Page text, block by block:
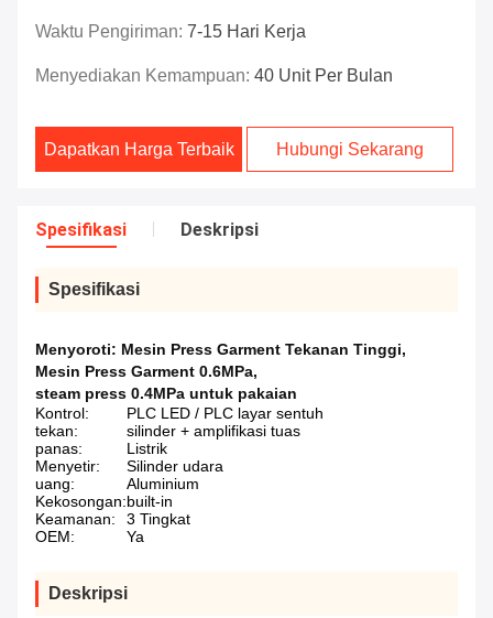
Waktu Pengiriman: 7-15 Hari Kerja
Menyediakan Kemampuan: 40 Unit Per Bulan
Dapatkan Harga Terbaik Hubungi Sekarang
Spesifikasi Deskripsi
Spesifikasi
Menyoroti: Mesin Press Garment Tekanan Tinggi,
Mesin Press Garment 0.6MPa,
steam press 0.4MPa untuk pakaian
Kontrol:
PLC LED / PLC layar sentuh
tekan:
silinder + amplifikasi tuas
panas:
Listrik
Menyetir:
Silinder udara
uang:
Aluminium
Kekosongan:built-in
Keamanan:
3 Tingkat
OEM:
Ya
Deskripsi